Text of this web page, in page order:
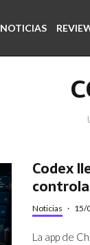
NOTICIAS
Codex
Noticias · 15/
La app de